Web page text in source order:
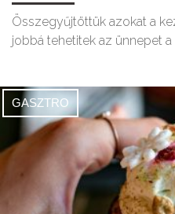
Összegyűjtöttük azokat a
jobbá tehetitek az ünnepet
GASZTRO